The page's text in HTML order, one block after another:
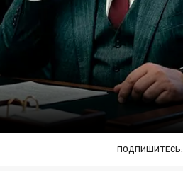
ПОДПИШИТЕСЬ: